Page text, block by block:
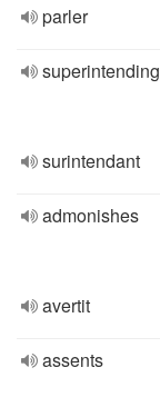
parler
superintending
surintendant
admonishes
avertit
assents